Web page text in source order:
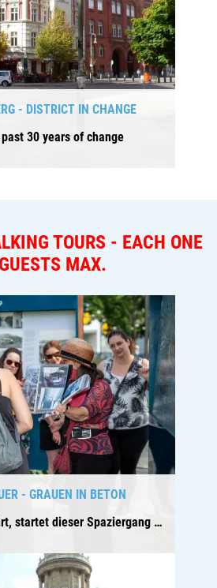
- DISTRICT IN CHANGE
30 years of change
TOURS - EACH ONE
MAX.
- GRAUEN IN BETON
Von Zeitzeugen geführt, startet dieser Spaziergang am Platz des 09. November 1989...